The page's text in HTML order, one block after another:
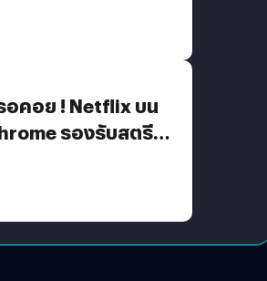
มหมายวันแม่ปีนี้
อคอย ! Netflix บน
รองรับสตรีม
นด